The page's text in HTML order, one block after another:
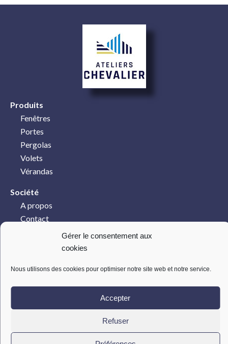
Gérer le consentement aux
cookies
Nous utilisons des cookies pour optimiser notre site web et notre service.
Accepter
Refuser
Produits
Fenêtres
Portes
Pergolas
Volets
Vérandas
Société
A propos
Contact
Mentions légales
Réseaux sociaux
© 2021 Ateliers chevalier – Site développé parNidyanet